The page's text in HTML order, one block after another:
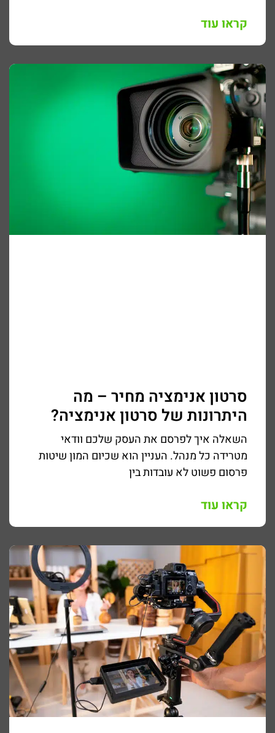
קראו עוד
סרטון אנימציה מחיר – מה
היתרונות של סרטון אנימציה?
השאלה איך לפרסם את העסק שלכם וודאי
מטרידה כל מנהל. העניין הוא שכיום המון שיטות
פרסום פשוט לא עובדות בין
קראו עוד